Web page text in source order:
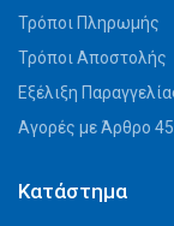
Τρόποι Πληρωμής
Τρόποι Αποστολής
Εξέλιξη
Αγορές με Άρθρο
Κατάστημα